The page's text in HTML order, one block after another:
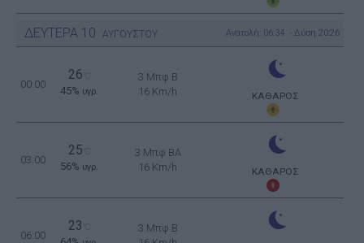
ΔΕΥΤΕΡΑ 10 ΑΥΓΟΥΣΤΟΥ Ανατολή: 06:34 - Δύση 20:26
00:00
26
45% υγρ.
3 Μπφ B
16 Km/h
ΚΑΘΑΡΟΣ
03:00
25
56% υγρ.
3 Μπφ BA
16 Km/h
ΚΑΘΑΡΟΣ
06:00
23
3 Μπφ B